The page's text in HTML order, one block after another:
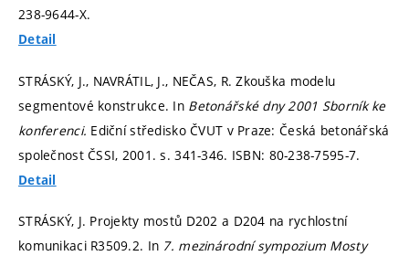
238-9644-X.
Detail
STRÁSKÝ, J., NAVRÁTIL, J., NEČAS, R. Zkouška modelu
segmentové konstrukce. In Betonářské dny 2001 Sborník ke
konferenci. Ediční středisko ČVUT v Praze: Česká betonářská
společnost ČSSI, 2001.s. 341-346. ISBN: 80-238-7595-7.
Detail
STRÁSKÝ, J. Projekty mostů D202 a D204 na rychlostní
komunikaci R3509.2. In 7. mezinárodní sympozium Mosty